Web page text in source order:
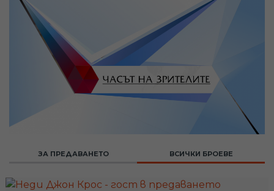
ЗА ПРЕДАВАНЕТО ВСИЧКИ БРОЕВЕ